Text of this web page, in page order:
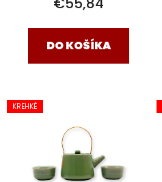
DO KOŠÍKA
KREHKÉ